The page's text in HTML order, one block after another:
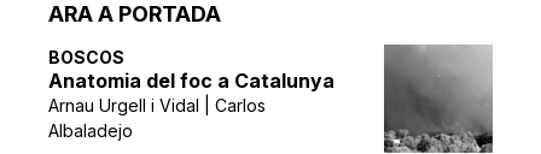
ARA A PORTADA
BOSCOS
Anatomia del foc a Catalunya
Arnau Urgell i Vidal | Carlos
Albaladejo